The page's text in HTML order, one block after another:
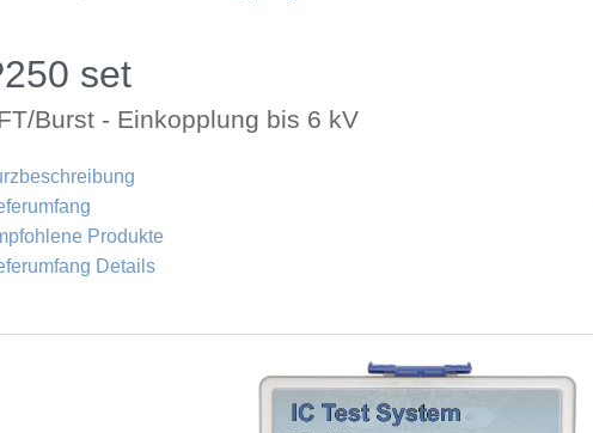
set
Burst - Einkopplung bis 6 kV
Produkte
Details